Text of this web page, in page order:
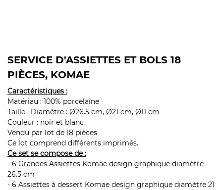
SERVICE D'ASSIETTES ET BOLS 18
PIÈCES, KOMAE
Caractéristiques :
Matériau : 100% porcelaine
Taille : Diamètre : Ø26.5 cm, Ø21 cm, Ø11 cm
Couleur : noir et blanc
Vendu par lot de 18 pièces
Ce lot comprend différents imprimés.
Ce set se compose de :
- 6 Grandes Assiettes Komae design graphique diamètre
26.5 cm
- 6 Assiettes à dessert Komae design graphique diamètre 21